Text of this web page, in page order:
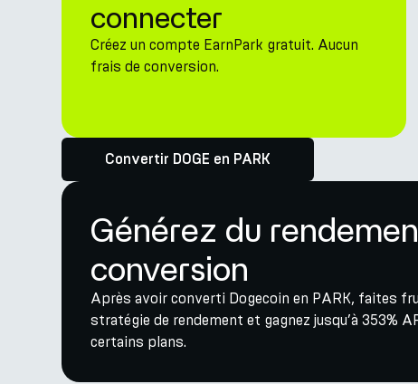
connecter
Créez un compte EarnPark gratuit. Aucun
frais de conversion.
Convertir DOGE en PARK
Générez du
conversion
Après avoir converti Dogecoin en PARK, faites
stratégie de rendement et gagnez jusqu’à 353%
certains plans.